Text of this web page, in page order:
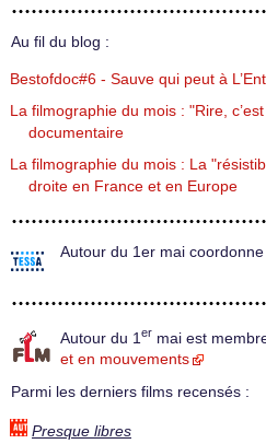
Au fil du blog :
Bestofdoc#6 - Sauve qui peut à
La filmographie du mois : "Rire,
documentaire
La filmographie du mois : La
droite en France et en Europe
Autour du 1er mai
Autour du 1 er mai est
et en mouvements
Parmi les derniers films recensés :
Presque libres